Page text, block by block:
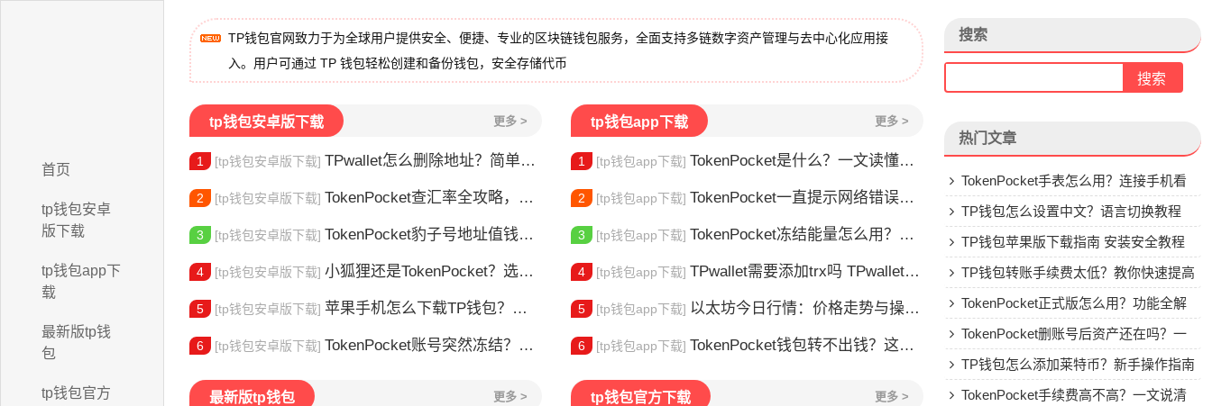
首页
tp钱包安卓
版下载
tp钱包app下
载
最新版tp钱
包
tp钱包官方
TP钱包官网致力于为全球用户提供安全、便捷、专业的区块链钱包服务，全面支持多链数字资产管理与去中心化应用接
入。用户可通过 TP 钱包轻松创建和备份钱包，安全存储代币
tp钱包安卓版下载 更多 >
1 [tp钱包安卓版下载] TPwallet怎么删除地址？简单几步教你移除多余钱包
2 [tp钱包安卓版下载] TokenPocket查汇率全攻略，新手一看就会
3 [tp钱包安卓版下载] TokenPocket豹子号地址值钱吗？新手看完这篇就懂了
4 [tp钱包安卓版下载] 小狐狸还是TokenPocket？选对钱包很重要
5 [tp钱包安卓版下载] 苹果手机怎么下载TP钱包？安装教程来了
6 [tp钱包安卓版下载] TokenPocket账号突然冻结？三步教你快速解冻
tp钱包app下载 更多 >
1 [tp钱包app下载] TokenPocket是什么？一文读懂这款热门多链钱包
2 [tp钱包app下载] TokenPocket一直提示网络错误怎么办？这几个方法帮你快速解决
3 [tp钱包app下载] TokenPocket冻结能量怎么用？TRX冻结获取能量详解
4 [tp钱包app下载] TPwallet需要添加trx吗 TPwallet要不要充TRX？一文说清
5 [tp钱包app下载] 以太坊今日行情：价格走势与操作建议
6 [tp钱包app下载] TokenPocket钱包转不出钱？这几种情况你可能遇到过
最新版tp钱包 更多 > tp钱包官方下载 更多 >
搜索
热门文章
TokenPocket手表怎么用？连接手机看
行情教程
TP钱包怎么设置中文？语言切换教程
TP钱包苹果版下载指南 安装安全教程
TP钱包转账手续费太低？教你快速提高
Gas费
TokenPocket正式版怎么用？功能全解
析与安全使用指南
TokenPocket删账号后资产还在吗？一
文讲清楚
TP钱包怎么添加莱特币？新手操作指南
TokenPocket手续费高不高？一文说清